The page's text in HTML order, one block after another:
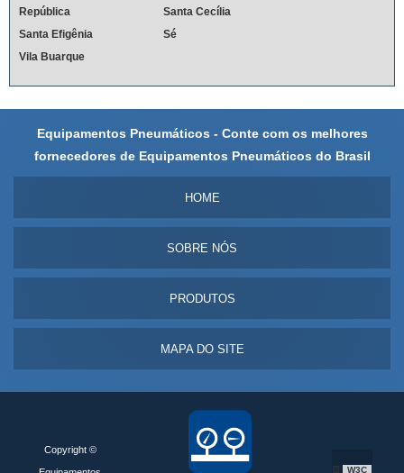
República
Santa Cecília
Santa Efigênia
Sé
Vila Buarque
Equipamentos Pneumáticos - Conte com os melhores
fornecedores de Equipamentos Pneumáticos do Brasil
HOME
SOBRE NÓS
PRODUTOS
MAPA DO SITE
Copyright ©
W3C